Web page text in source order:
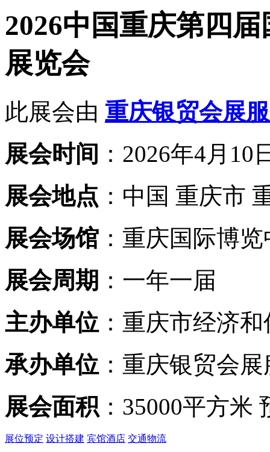
2026中国重庆第四
展览会
此展会由 重庆银贸会展
展会时间 ：2026年4月10
展会地点 ：中国 重庆市
展会场馆 ：重庆国际博
展会周期 ：一年一届
主办单位 ：重庆市经济
承办单位 ：重庆银贸会
展会面积 ：35000平方米
展位预定 设计搭建 宾馆酒店 交通物流